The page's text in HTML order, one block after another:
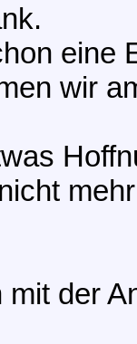
eine
wir
mit der